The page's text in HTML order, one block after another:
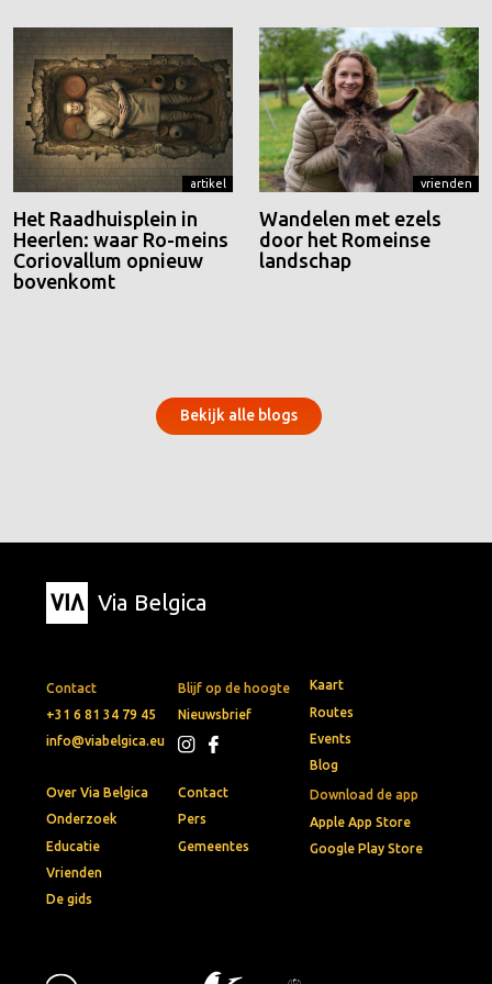
artikel
Het Raadhuisplein in
Heerlen: waar Ro-meins
Coriovallum opnieuw
bovenkomt
vrienden
Wandelen met ezels
door het Romeinse
landschap
Bekijk alle blogs
Via Belgica
Contact
+31 6 81 34 79 45
info@viabelgica.eu
Blijf op de hoogte
Nieuwsbrief
Download de app
Apple App Store
Google Play Store
Kaart
Routes
Events
Blog
Over Via Belgica
Onderzoek
Educatie
Vrienden
De gids
Contact
Pers
Gemeentes